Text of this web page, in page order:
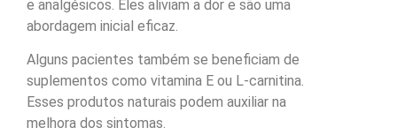
e analgésicos. Eles aliviam a dor e são uma
abordagem inicial eficaz.
Alguns pacientes também se beneficiam de
suplementos como vitamina E ou L-carnitina.
Esses produtos naturais podem auxiliar na
melhora dos sintomas.